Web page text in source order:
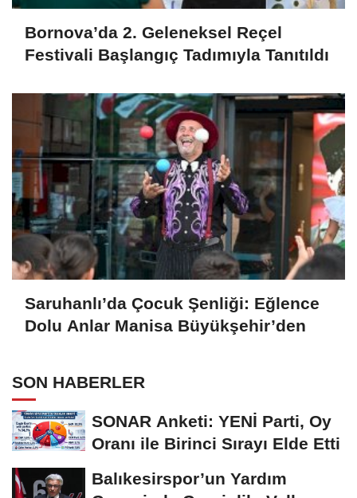
Bornova’da 2. Geleneksel Reçel
Festivali Başlangıç Tadımıyla Tanıtıldı
Saruhanlı’da Çocuk Şenliği: Eğlence
Dolu Anlar Manisa Büyükşehir’den
SON HABERLER
SONAR Anketi: YENİ Parti, Oy
Oranı ile Birinci Sırayı Elde Etti
Balıkesirspor’un Yardım